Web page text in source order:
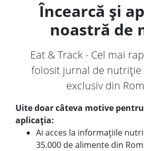
Încearcă și
noastră de
Eat & Track - Cel mai
folosit jurnal de nutriție
exclusiv din
Uite doar câteva motive
aplicația:
Ai acces la informațiile
35.000 de alimente din